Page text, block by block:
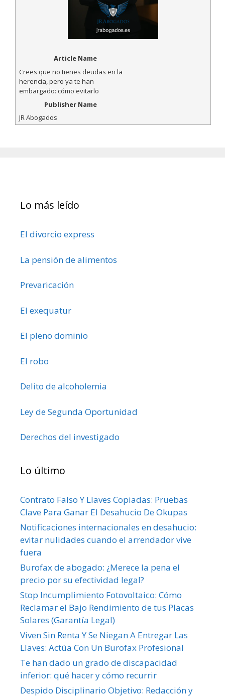
Article Name
Crees que no tienes deudas en la
herencia, pero ya te han
embargado: cómo evitarlo
Publisher Name
JR Abogados
Lo más leído
El divorcio express
La pensión de alimentos
Prevaricación
El exequatur
El pleno dominio
El robo
Delito de alcoholemia
Ley de Segunda Oportunidad
Derechos del investigado
Lo último
Contrato Falso Y Llaves Copiadas: Pruebas
Clave Para Ganar El Desahucio De Okupas
Notificaciones internacionales en desahucio:
evitar nulidades cuando el arrendador vive
fuera
Burofax de abogado: ¿Merece la pena el
precio por su efectividad legal?
Stop Incumplimiento Fotovoltaico: Cómo
Reclamar el Bajo Rendimiento de tus Placas
Solares (Garantía Legal)
Viven Sin Renta Y Se Niegan A Entregar Las
Llaves: Actúa Con Un Burofax Profesional
Te han dado un grado de discapacidad
inferior: qué hacer y cómo recurrir
Despido Disciplinario Objetivo: Redacción y